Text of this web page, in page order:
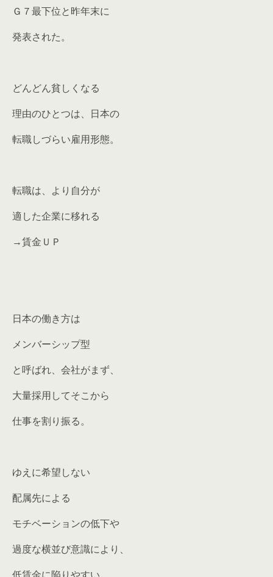
Ｇ７最下位と昨年末に
発表された。
どんどん貧しくなる
理由のひとつは、日本の
転職しづらい雇用形態。
転職は、より自分が
適した企業に移れる
→賃金ＵＰ
日本の働き方は
メンバーシップ型
と呼ばれ、会社がまず、
大量採用してそこから
仕事を割り振る。
ゆえに希望しない
配属先による
モチベーションの低下や
過度な横並び意識により、